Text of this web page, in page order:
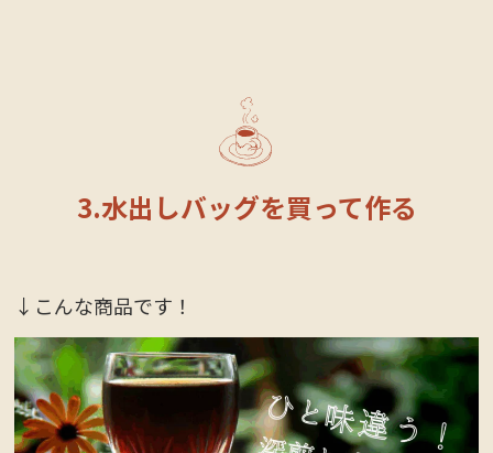
3.水出しバッグを買って作る
↓こんな商品です！